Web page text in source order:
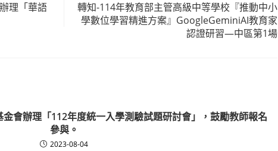
理「華語
轉知-114年教育部主管高級中等學校『推動中小
學數位學習精進方案』GoogleGeminiAI教育家
認證研習—中區第1場
會辦理「112年度統一入學測驗試題研討會」，鼓勵教師報名
參與。
2023-08-04